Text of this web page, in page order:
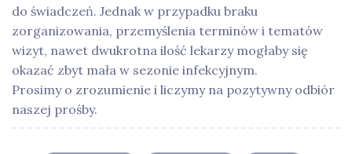
do świadczeń. Jednak w przypadku braku
zorganizowania, przemyślenia terminów i tematów
wizyt, nawet dwukrotna ilość lekarzy mogłaby się
okazać zbyt mała w sezonie infekcyjnym.
Prosimy o zrozumienie i liczymy na pozytywny odbiór
naszej prośby.